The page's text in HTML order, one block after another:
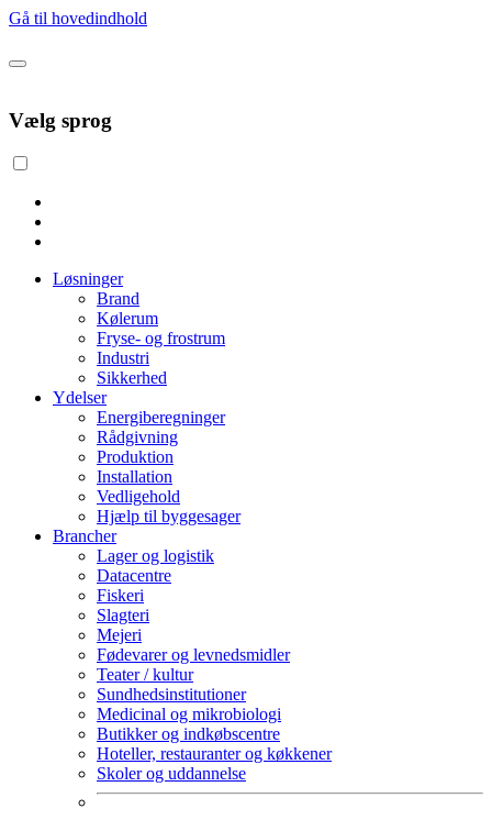
Gå til hovedindhold
Vælg sprog
Løsninger
Brand
Kølerum
Fryse- og frostrum
Industri
Sikkerhed
Ydelser
Energiberegninger
Rådgivning
Produktion
Installation
Vedligehold
Hjælp til byggesager
Brancher
Lager og logistik
Datacentre
Fiskeri
Slagteri
Mejeri
Fødevarer og levnedsmidler
Teater / kultur
Sundhedsinstitutioner
Medicinal og mikrobiologi
Butikker og indkøbscentre
Hoteller, restauranter og køkkener
Skoler og uddannelse